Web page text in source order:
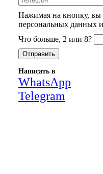
Нажимая на кнопку, вы
персональных данных
Что больше, 2 или 8?
Написать в
WhatsApp
Telegram